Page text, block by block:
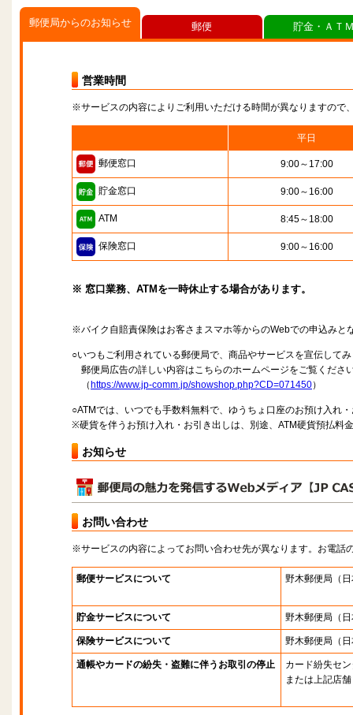
郵便局からのお知らせ
営業時間
※サービスの内容によりご利用いただける時間が異なりますので
平日
郵便窓口 9:00～17:00
貯金窓口 9:00～16:00
ATM 8:45～18:00
保険窓口 9:00～16:00
※ 窓口業務、ATMを一時休止する場合があります。
※バイク自賠責保険はお客さまスマホ等からのWebでの申込みと
○いつもご利用されている郵便局で、商品やサービスを宣伝して
郵便局広告の詳しい内容はこちらのホームページをご覧くださ
（ https://www.jp-comm.jp/showshop.php?CD=071450）
○ATMでは、いつでも手数料無料で、ゆうちょ口座のお預け入れ
※硬貨を伴うお預け入れ・お引き出しは、別途、ATM硬貨預払料
お知らせ
お問い合わせ
※サービスの内容によってお問い合わせ先が異なります。お電話
郵便サービスについて 野木郵便局 （
貯金サービスについて 野木郵便局 （
保険サービスについて 野木郵便局 （
通帳やカードの紛失・盗難に伴うお取引の停止
カード紛失セ
または上記店舗
郵便 貯金・ＡＴ